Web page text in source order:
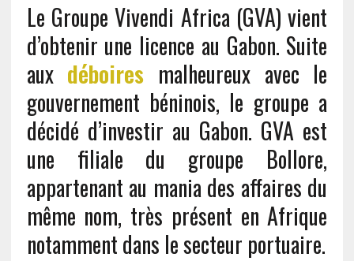
Le Groupe Vivendi Africa (GVA) vient
d’obtenir une licence au Gabon. Suite
aux déboires malheureux avec le
gouvernement béninois, le groupe a
décidé d’investir au Gabon. GVA est
une filiale du groupe Bollore,
appartenant au mania des affaires du
même nom, très présent en Afrique
notamment dans le secteur portuaire.